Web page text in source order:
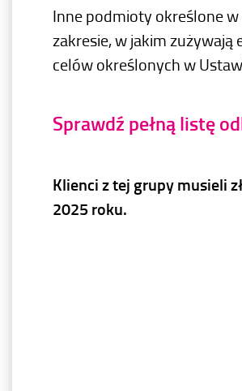
Inne podmioty określone w
zakresie, w jakim
celów określonych w
Sprawdź pełną listę
Klienci z tej grupy musieli
2025 roku.